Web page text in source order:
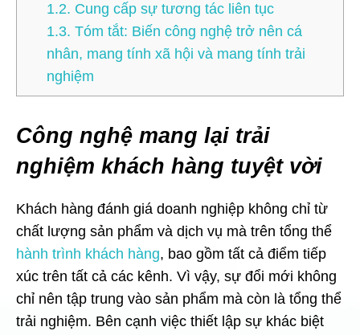
1.2. Cung cấp sự tương tác liên tục
1.3. Tóm tắt: Biến công nghệ trở nên cá
nhân, mang tính xã hội và mang tính trải
nghiệm
Công nghệ mang lại trải
nghiệm khách hàng tuyệt vời
Khách hàng đánh giá doanh nghiệp không chỉ từ
chất lượng sản phẩm và dịch vụ mà trên tổng thể
hành trình khách hàng, bao gồm tất cả điểm tiếp
xúc trên tất cả các kênh. Vì vậy, sự đổi mới không
chỉ nên tập trung vào sản phẩm mà còn là tổng thể
trải nghiệm. Bên cạnh việc thiết lập sự khác biệt